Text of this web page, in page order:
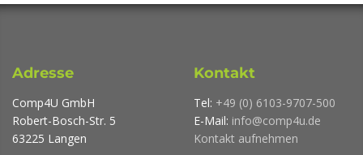
Adresse
Comp4U GmbH
Robert-Bosch-Str. 5
63225 Langen
Kontakt
Tel: +49 (0) 6103-9707-500
E-Mail: info@comp4u.de
Kontakt aufnehmen